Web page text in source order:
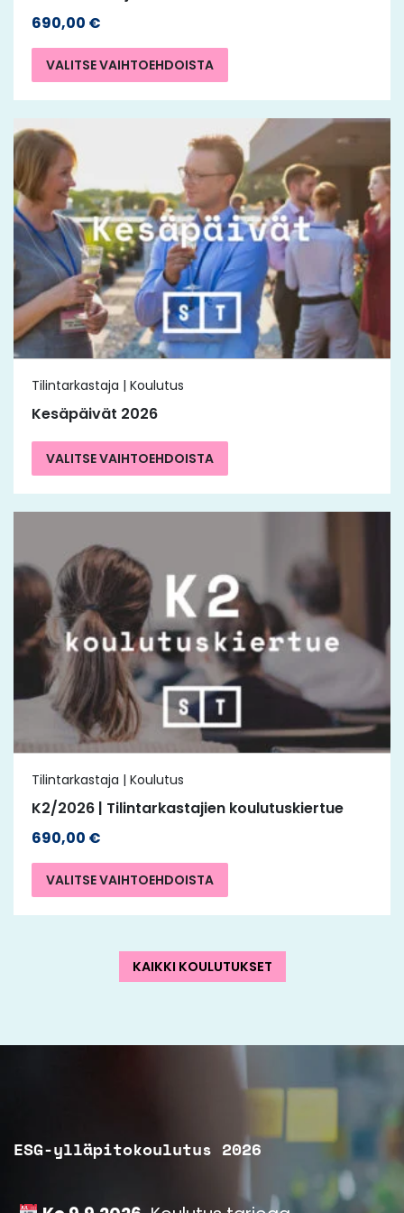
690,00 €
VALITSE VAIHTOEHDOISTA
Tilintarkastaja | Koulutus
Kesäpäivät 2026
VALITSE VAIHTOEHDOISTA
Tilintarkastaja | Koulutus
K2/2026 | Tilintarkastajien koulutuskiertue
690,00 €
VALITSE VAIHTOEHDOISTA
KAIKKI KOULUTUKSET
ESG-ylläpitokoulutus 2026